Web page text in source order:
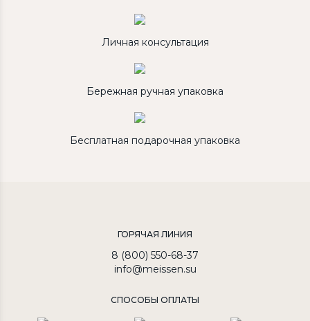
Личная консультация
Бережная ручная упаковка
Бесплатная подарочная упаковка
ГОРЯЧАЯ ЛИНИЯ
8 (800) 550-68-37
info@meissen.su
СПОСОБЫ ОПЛАТЫ